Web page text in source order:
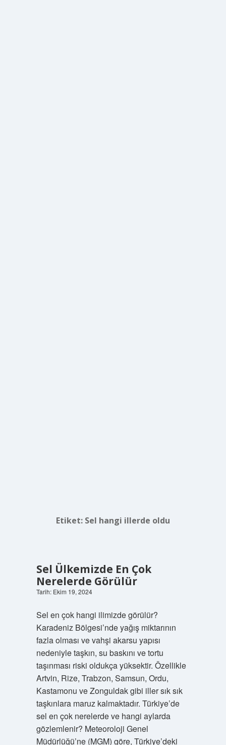
Etiket: Sel hangi illerde oldu
Sel Ülkemizde En Çok
Nerelerde Görülür
Tarih: Ekim 19, 2024
Sel en çok hangi ilimizde görülür?
Karadeniz Bölgesi’nde yağış miktarının
fazla olması ve vahşi akarsu yapısı
nedeniyle taşkın, su baskını ve tortu
taşınması riski oldukça yüksektir. Özellikle
Artvin, Rize, Trabzon, Samsun, Ordu,
Kastamonu ve Zonguldak gibi iller sık ​​sık
taşkınlara maruz kalmaktadır. Türkiye’de
sel en çok nerelerde ve hangi aylarda
gözlemlenir? Meteoroloji Genel
Müdürlüğü’ne (MGM) göre, Türkiye’deki